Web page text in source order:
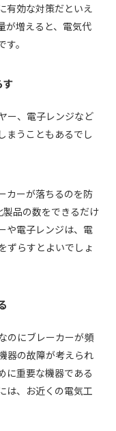
有効な対策だといえ
が増えると、電気代
。
す
ー、電子レンジなど
まうこともあるでし
カーが落ちるのを防
品の数をできるだけ
や電子レンジは、電
ずらすとよいでしょ
のにブレーカーが頻
器の故障が考えられ
に重要な機器である
は、お近くの電気工